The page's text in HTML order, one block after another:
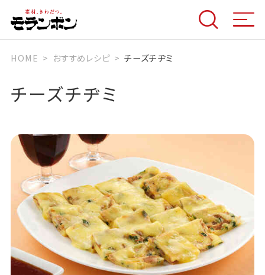
HOME おすすめレシピ チーズチヂミ
チーズチヂミ